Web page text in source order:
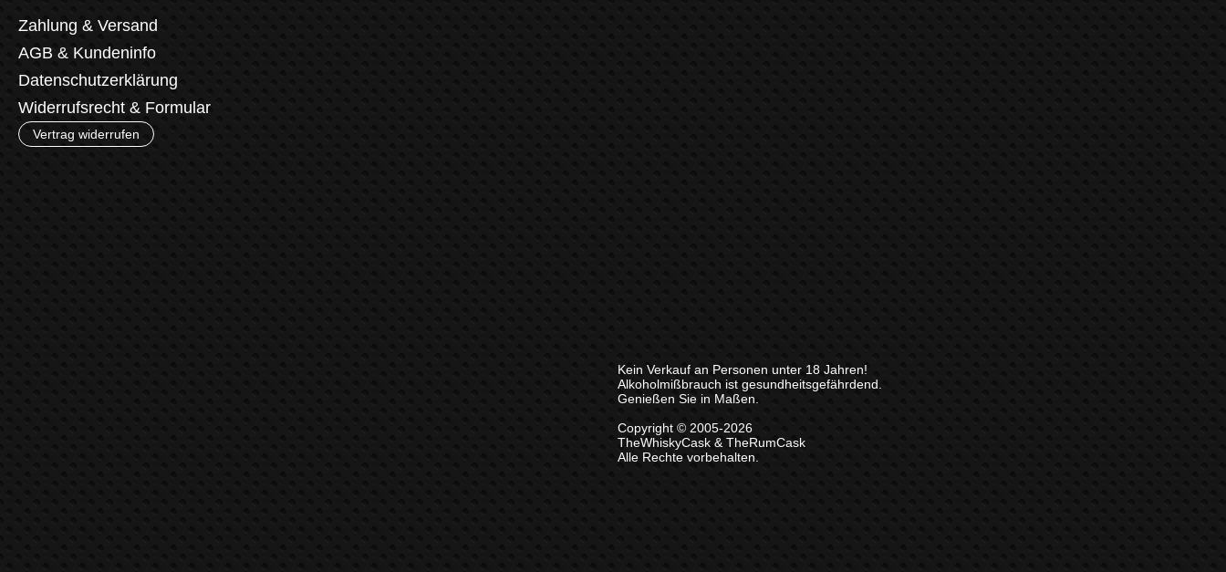
Zahlung & Versand
AGB & Kundeninfo
Datenschutzerklärung
Widerrufsrecht & Formular
Vertrag widerrufen
Kein Verkauf an Personen unter 18 Jahren!
Alkoholmißbrauch ist gesundheitsgefährdend.
Genießen Sie in Maßen.
Copyright © 2005-2026
TheWhiskyCask & TheRumCask
Alle Rechte vorbehalten.